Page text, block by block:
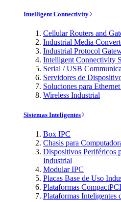
Intelligent Connectivity
Cellular Routers and
Industrial Media
Industrial Protocol
Intelligent Connectivity
Serial / USB
Servidores de
Soluciones para
Wireless Industrial
Sistemas Inteligentes
Box IPC
Chasis para
Dispositivos Periféricos
Industrial
Modular IPC
Placas Base de Uso
Plataformas CompactPCI
Plataformas Inteligentes